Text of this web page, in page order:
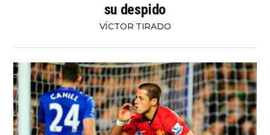
su despido
VÍCTOR TIRADO